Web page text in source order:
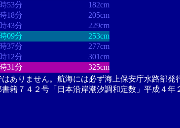
53分
182cm
18分
205cm
43分
229cm
09分
253cm
37分
277cm
12分
301cm
31分 325cm
ありません。航海には必ず海上保安庁水路部発
籍７４２号「日本沿岸潮汐調和定数」平成４年